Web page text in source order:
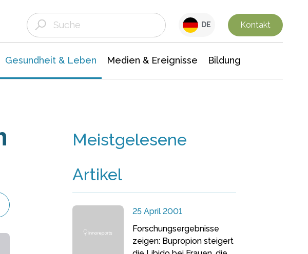
DE Kontakt
Gesundheit & Leben Medien & Ereignisse Bildung
Meistgelesene
Artikel
25 April 2001
Forschungsergebnisse
zeigen: Bupropion steigert